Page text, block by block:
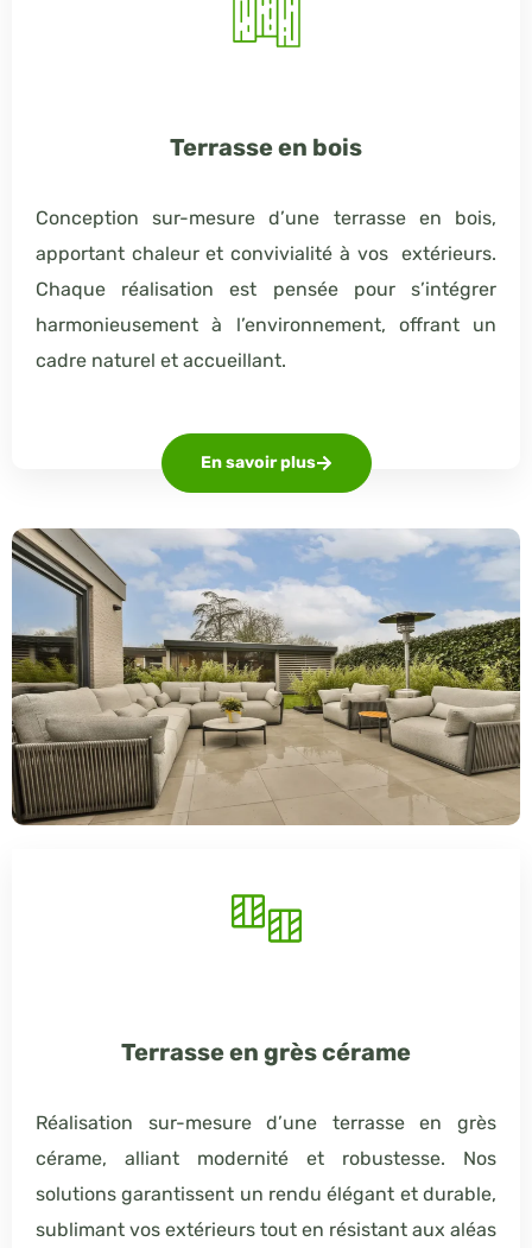
Terrasse en bois
Conception sur-mesure d’une terrasse en bois,
apportant chaleur et convivialité à vos extérieurs.
Chaque réalisation est pensée pour s’intégrer
harmonieusement à l’environnement, offrant un
cadre naturel et accueillant.
En savoir plus
Terrasse en grès cérame
Réalisation sur-mesure d’une terrasse en grès
cérame, alliant modernité et robustesse. Nos
solutions garantissent un rendu élégant et durable,
sublimant vos extérieurs tout en résistant aux aléas